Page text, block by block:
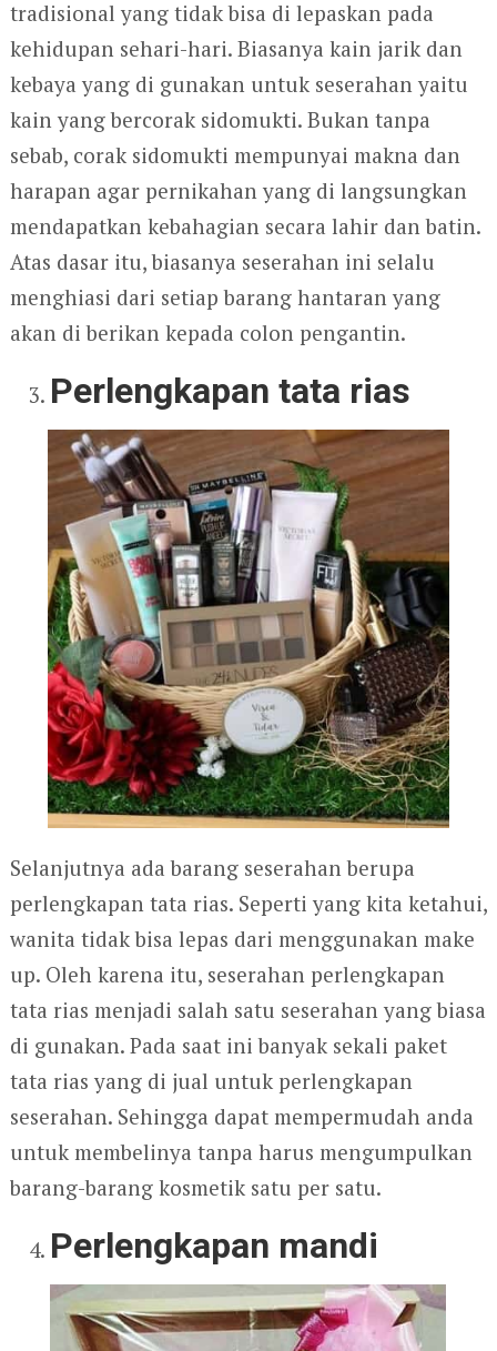
tradisional yang tidak bisa di lepaskan pada
kehidupan sehari-hari. Biasanya kain jarik dan
kebaya yang di gunakan untuk seserahan yaitu
kain yang bercorak sidomukti. Bukan tanpa
sebab, corak sidomukti mempunyai makna dan
harapan agar pernikahan yang di langsungkan
mendapatkan kebahagian secara lahir dan batin.
Atas dasar itu, biasanya seserahan ini selalu
menghiasi dari setiap barang hantaran yang
akan di berikan kepada colon pengantin.
Perlengkapan tata rias
Selanjutnya ada barang seserahan berupa
perlengkapan tata rias. Seperti yang kita ketahui,
wanita tidak bisa lepas dari menggunakan make
up. Oleh karena itu, seserahan perlengkapan
tata rias menjadi salah satu seserahan yang biasa
di gunakan. Pada saat ini banyak sekali paket
tata rias yang di jual untuk perlengkapan
seserahan. Sehingga dapat mempermudah anda
untuk membelinya tanpa harus mengumpulkan
barang-barang kosmetik satu per satu.
Perlengkapan mandi